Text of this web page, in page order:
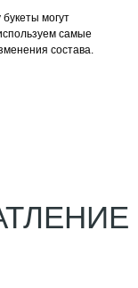
могут
самые
состава.